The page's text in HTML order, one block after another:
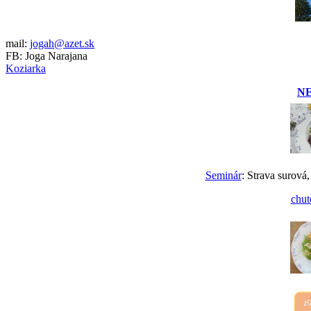
mail: jogah@azet.sk
FB: Joga Narajana
Koziarka
Seminár: Strava